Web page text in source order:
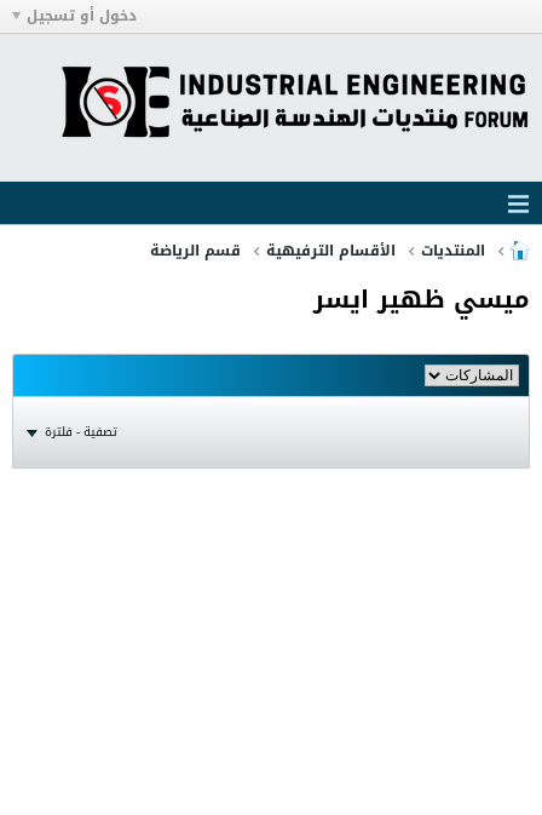
دخول أو تسجيل
المنتديات الأقسام الترفيهية قسم الرياضة
ميسي ظهير ايسر
تصفية - فلترة